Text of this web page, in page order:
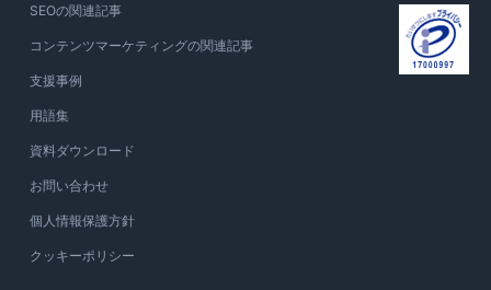
SEOの関連記事
コンテンツマーケティングの関連記事
支援事例
用語集
資料ダウンロード
お問い合わせ
個人情報保護方針
クッキーポリシー